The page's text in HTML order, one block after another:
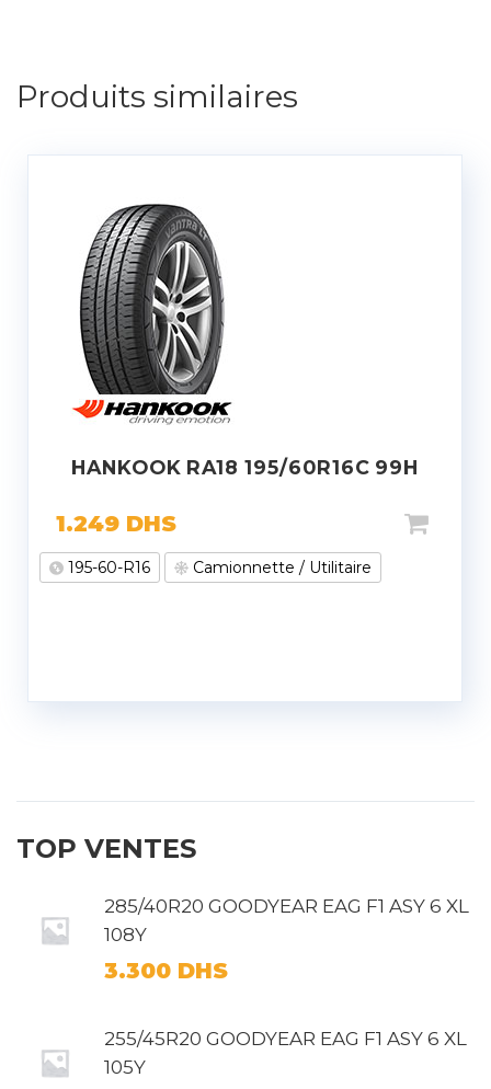
Produits similaires
HANKOOK RA18 195/60R16C 99H
1.249 DHS
195-60-R16 Camionnette / Utilitaire
TOP VENTES
285/40R20 GOODYEAR EAG F1 ASY 6 XL
108Y
3.300 DHS
255/45R20 GOODYEAR EAG F1 ASY 6 XL
105Y